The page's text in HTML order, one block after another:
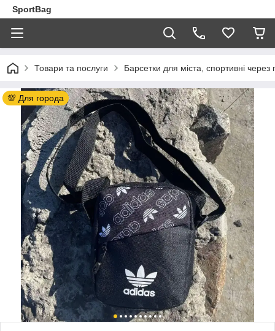
SportBag
Товари та послуги Барсетки для міста, спортивні через
💯 Для города